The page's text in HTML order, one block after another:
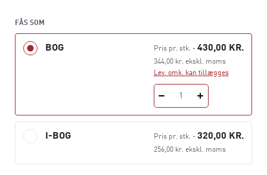
Herudover er bogen en opmuntring og inspiration til
professionelles faglige udvikling – til hele tiden at
sidder fast i forestillingerne om sig selv.
FÅS SOM
BOG Pris pr. stk.- 430,00 KR.
344,00 kr. ekskl. moms
Lev. omk. kan tillægges
1
I-BOG Pris pr. stk.- 320,00 KR.
256,00 kr. ekskl. moms